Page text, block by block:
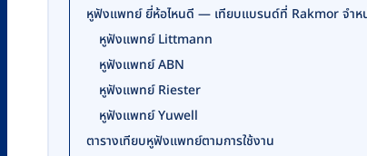
หูฟังแพทย์ ยี่ห้อไหนดี — เทียบแบรนด์ที่ Rakmor จำห
หูฟังแพทย์ Littmann
หูฟังแพทย์ ABN
หูฟังแพทย์ Riester
หูฟังแพทย์ Yuwell
ตารางเทียบหูฟังแพทย์ตามการใช้งาน